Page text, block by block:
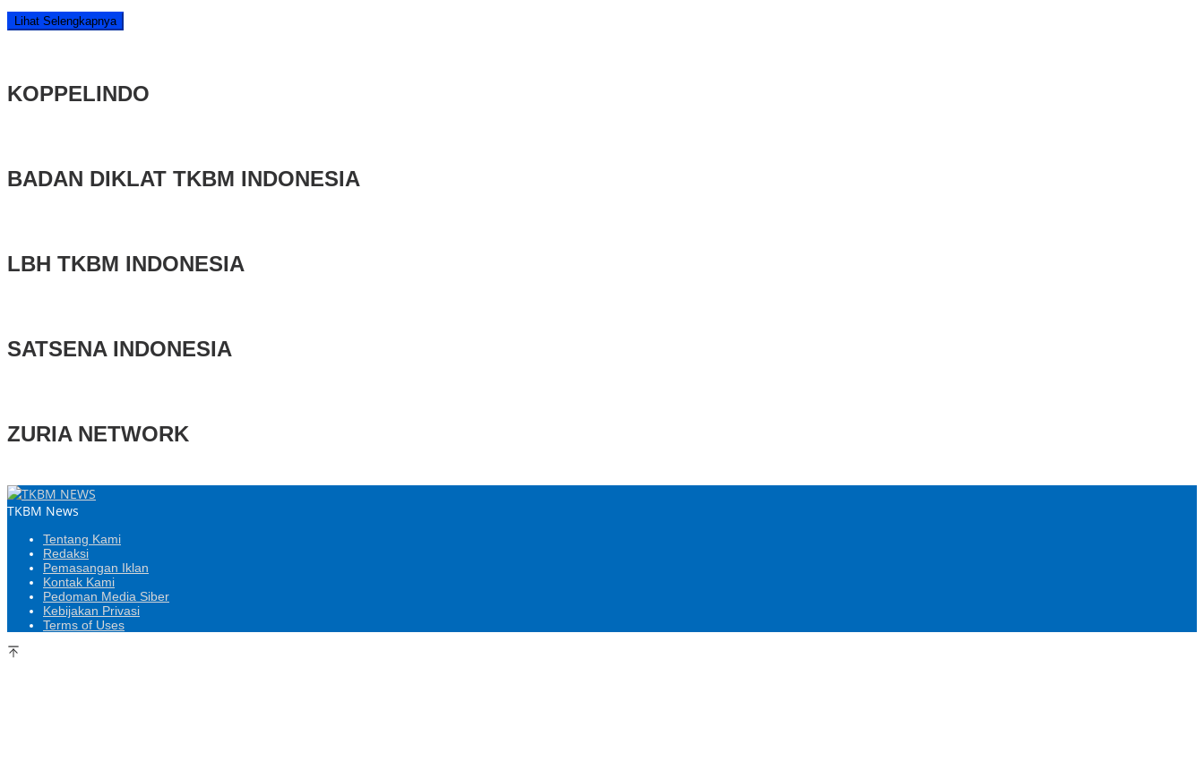
Lihat Selengkapnya
KOPPELINDO
BADAN DIKLAT TKBM INDONESIA
LBH TKBM INDONESIA
SATSENA INDONESIA
ZURIA NETWORK
TKBM News
Tentang Kami
Redaksi
Pemasangan Iklan
Kontak Kami
Pedoman Media Siber
Kebijakan Privasi
Terms of Uses